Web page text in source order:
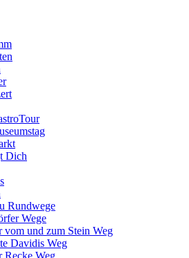
Dich
Rundwege
Wege
vom und zum Stein Weg
Davidis Weg
Recke Weg